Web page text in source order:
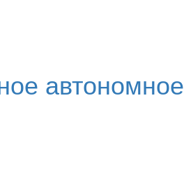
автономное